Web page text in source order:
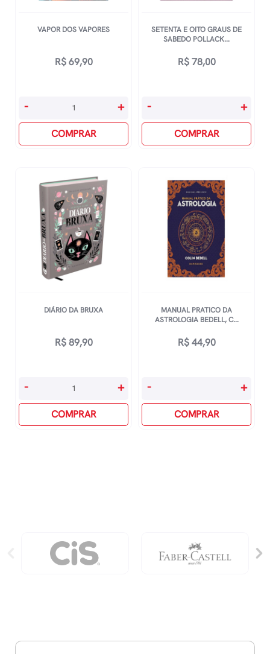
VAPOR DOS VAPORES
R$69,90
Vapor
Vapores
quantidade
- +
COMPRAR
SETENTA E OITO GRAUS DE
SABEDO POLLACK...
R$78,00
Setenta
Graus
Sabedo
Pollack,
Rachel
quantidade
- +
COMPRAR
DIÁRIO DA BRUXA
R$89,90
Diário
quantidade
- +
COMPRAR
MANUAL PRATICO DA
ASTROLOGIA BEDELL, C...
R$44,90
Manual
Astrologia
- +
COMPRAR